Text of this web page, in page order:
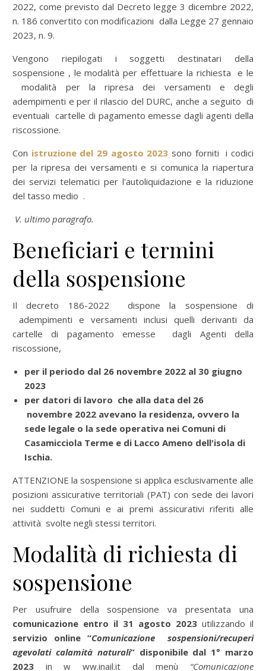
2022, come previsto dal Decreto legge 3 dicembre 2022,
n. 186 convertito con modificazioni dalla Legge 27 gennaio
2023, n. 9.
Vengono riepilogati i soggetti destinatari della
sospensione , le modalità per effettuare la richiesta e le
modalità per la ripresa dei versamenti e degli
adempimenti e per il rilascio del DURC, anche a seguito di
eventuali cartelle di pagamento emesse dagli agenti della
riscossione.
Con istruzione del 29 agosto 2023 sono forniti i codici
per la ripresa dei versamenti e si comunica la riapertura
dei servizi telematici per l'autoliquidazione e la riduzione
del tasso medio .
V. ultimo paragrafo.
Beneficiari e termini
della sospensione
Il decreto 186-2022 dispone la sospensione di
adempimenti e versamenti inclusi quelli derivanti da
cartelle di pagamento emesse dagli Agenti della
riscossione,
per il periodo dal 26 novembre 2022 al 30 giugno
2023
per datori di lavoro che alla data del 26
novembre 2022 avevano la residenza, ovvero la
sede legale o la sede operativa nei Comuni di
Casamicciola Terme e di Lacco Ameno dell'isola di
Ischia.
ATTENZIONE la sospensione si applica esclusivamente alle
posizioni assicurative territoriali (PAT) con sede dei lavori
nei suddetti Comuni e ai premi assicurativi riferiti alle
attività svolte negli stessi territori.
Modalità di richiesta di
sospensione
Per usufruire della sospensione va presentata una
comunicazione entro il 31 agosto 2023 utilizzando il
servizio online “Comunicazione sospensioni/recuperi
agevolati calamità naturali” disponibile dal 1° marzo
2023 in w ww.inail.it dal menù “Comunicazione